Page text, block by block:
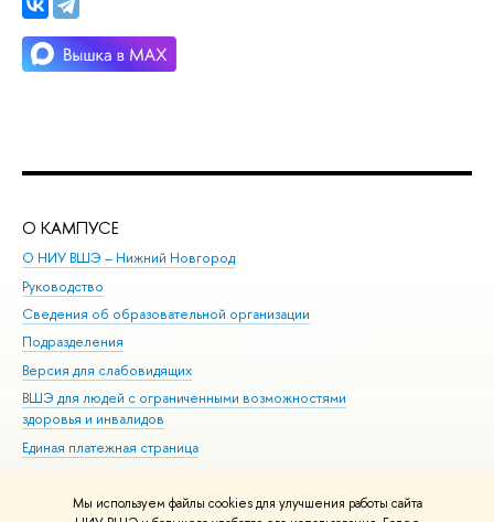
Мы используем файлы cookies для улучшения работы сайта
О КАМПУСЕ
О НИУ ВШЭ – Нижний Новгород
Руководство
Сведения об образовательной организации
Подразделения
Версия для слабовидящих
ВШЭ для людей с ограниченными возможностями
здоровья и инвалидов
Единая платежная страница